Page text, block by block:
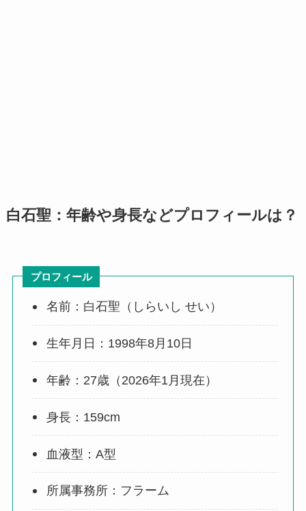
白石聖：年齢や身長などプロフィールは？
プロフィール
名前：白石聖（しらいし せい）
生年月日：1998年8月10日
年齢：27歳（2026年1月現在）
身長：159cm
血液型：A型
所属事務所：フラーム